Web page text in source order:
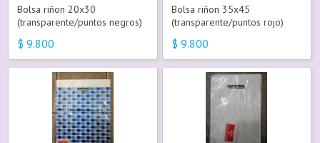
Bolsa riñon 20x30
(transparente/puntos negros)
$ 9.800
Bolsa riñon 35x45
(transparente/puntos rojo)
$ 9.800